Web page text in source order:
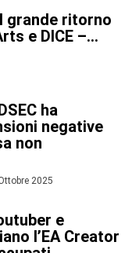
grande ritorno
e DICE –...
ha
negative
non
2025
e
l’EA Creator